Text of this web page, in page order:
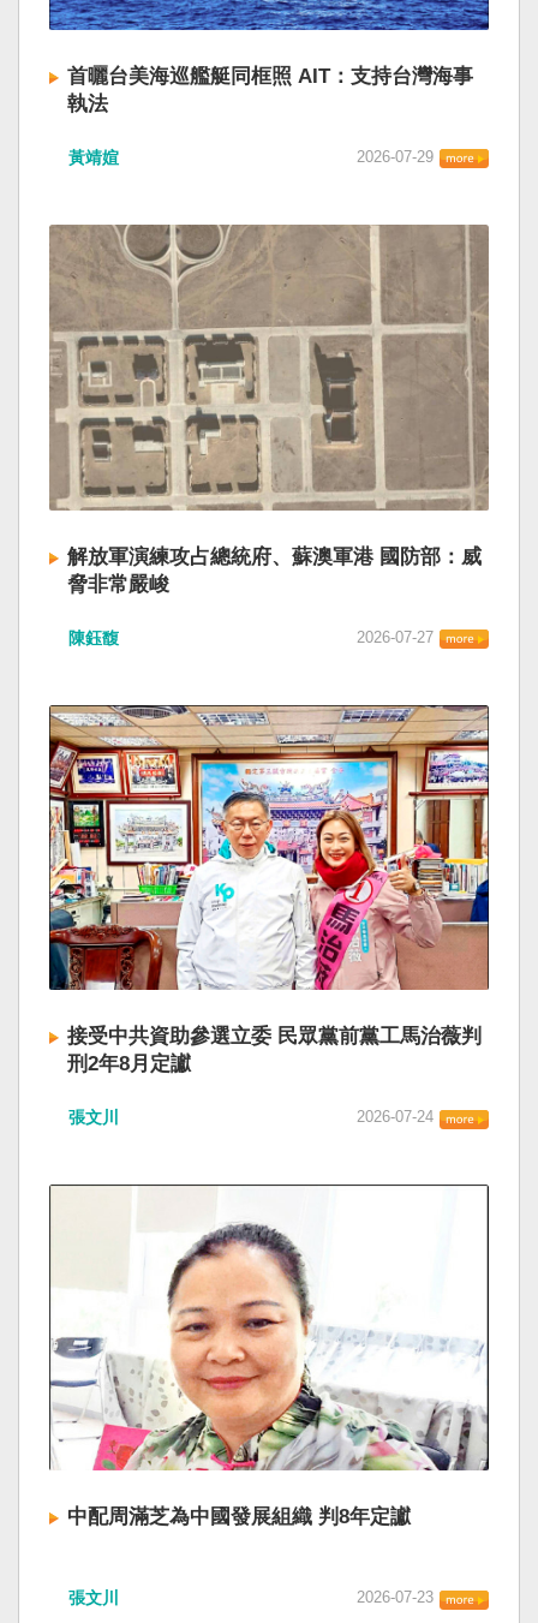
首曬台美海巡艦艇同框照 AIT：支持台灣海事
執法
黃靖媗 2026-07-29
解放軍演練攻占總統府、蘇澳軍港 國防部：威
脅非常嚴峻
陳鈺馥 2026-07-27
接受中共資助參選立委 民眾黨前黨工馬治薇判
刑2年8月定讞
張文川 2026-07-24
中配周滿芝為中國發展組織 判8年定讞
張文川 2026-07-23